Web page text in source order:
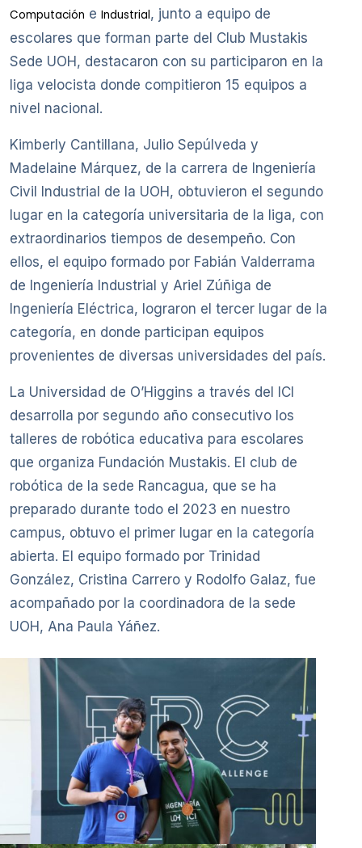
Computación e Industrial, junto a equipo de
escolares que forman parte del Club Mustakis
Sede UOH, destacaron con su participaron en la
liga velocista donde compitieron 15 equipos a
nivel nacional.
Kimberly Cantillana, Julio Sepúlveda y
Madelaine Márquez, de la carrera de Ingeniería
Civil Industrial de la UOH, obtuvieron el segundo
lugar en la categoría universitaria de la liga, con
extraordinarios tiempos de desempeño. Con
ellos, el equipo formado por Fabián Valderrama
de Ingeniería Industrial y Ariel Zúñiga de
Ingeniería Eléctrica, lograron el tercer lugar de la
categoría, en donde participan equipos
provenientes de diversas universidades del país.
La Universidad de O’Higgins a través del ICI
desarrolla por segundo año consecutivo los
talleres de robótica educativa para escolares
que organiza Fundación Mustakis. El club de
robótica de la sede Rancagua, que se ha
preparado durante todo el 2023 en nuestro
campus, obtuvo el primer lugar en la categoría
abierta. El equipo formado por Trinidad
González, Cristina Carrero y Rodolfo Galaz, fue
acompañado por la coordinadora de la sede
UOH, Ana Paula Yáñez.